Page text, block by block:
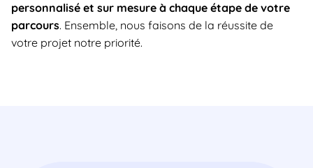
personnalisé et sur mesure à chaque étape de votre
parcours. Ensemble, nous faisons de la réussite de
votre projet notre priorité.